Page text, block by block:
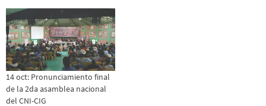
14 oct: Pronunciamiento final
de la 2da asamblea nacional
del CNI-CIG